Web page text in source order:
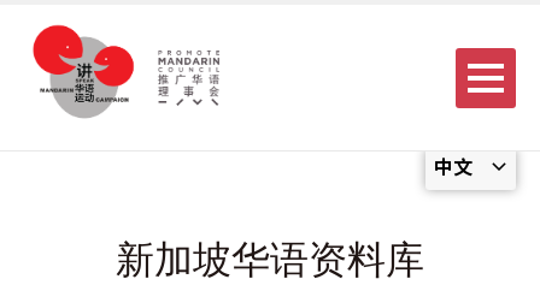
中文
Menu
新加坡华语资料库